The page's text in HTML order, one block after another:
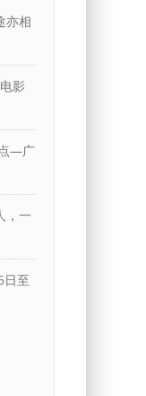
亦相
影
—广
，一
日至